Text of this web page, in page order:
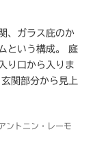
、ガラス庇のか
という構成。 庭
り口から入りま
関部分から見上
ントニン・レーモ